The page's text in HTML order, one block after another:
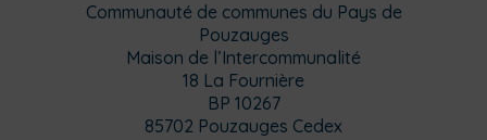
Communauté de communes du Pays de
Pouzauges
Maison de l’Intercommunalité
18 La Fournière
BP 10267
85702 Pouzauges Cedex